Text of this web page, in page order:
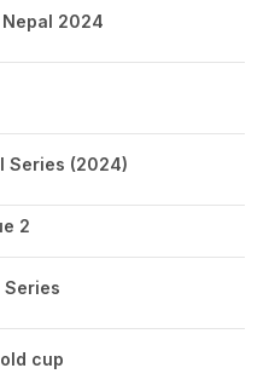
2024
Series (2024)
2
Series
cup